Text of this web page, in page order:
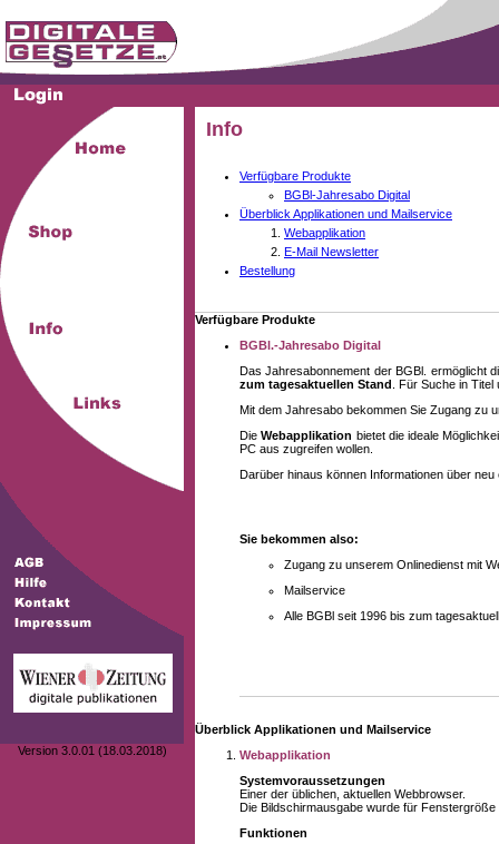
Version 3.0.01 (18.03.2018)
Info
Verfügbare Produkte
BGBl-Jahresabo Digital
Überblick Applikationen und Mailservice
Webapplikation
E-Mail Newsletter
Bestellung
Verfügbare Produkte
BGBl.-Jahresabo Digital
Das Jahresabonnement der BGBl. ermöglicht
zum tagesaktuellen Stand . Für Suche in
Mit dem Jahresabo bekommen Sie Zugang zu
DieWebapplikation bietet die ideale
PC aus zugreifen wollen.
Darüber hinaus können Informationen über
Sie bekommen also:
Zugang zu unserem Onlinedienst mit
Mailservice
Alle BGBl seit 1996 bis zum
Überblick Applikationen und Mailservice
Webapplikation
Systemvoraussetzungen
Einer der üblichen, aktuellen Webbrowser.
Die Bildschirmausgabe wurde für
Funktionen